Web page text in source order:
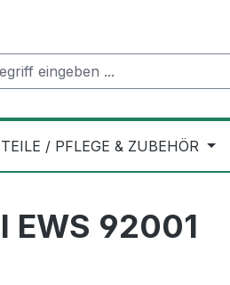
/ PFLEGE & ZUBEHÖR
92001